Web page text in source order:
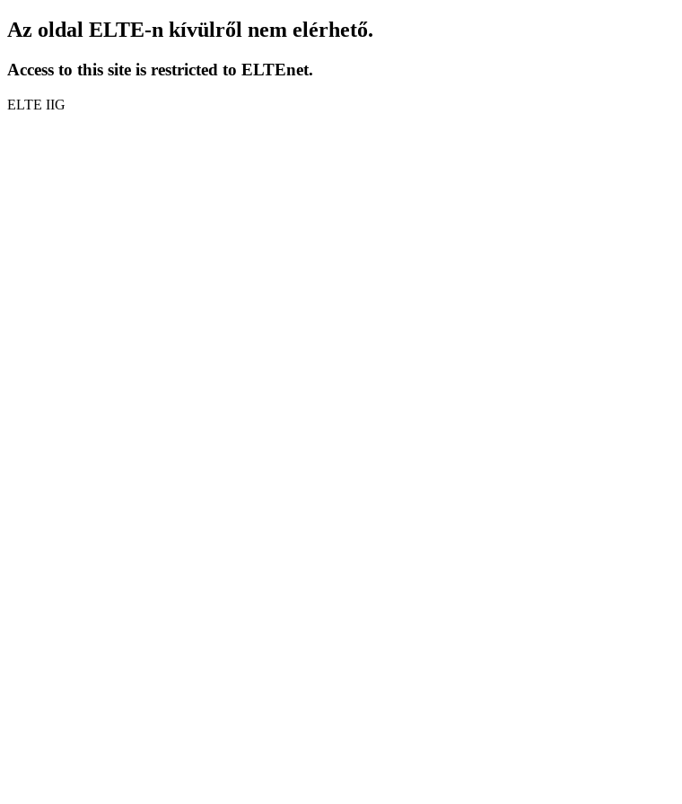
Az oldal ELTE-n kívülről nem elérhető.
Access to this site is restricted to ELTEnet.
ELTE IIG